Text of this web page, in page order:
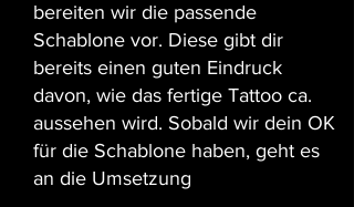
bereiten wir die passende
Schablone vor. Diese gibt dir
bereits einen guten Eindruck
davon, wie das fertige Tattoo ca.
aussehen wird. Sobald wir dein OK
für die Schablone haben, geht es
an die Umsetzung